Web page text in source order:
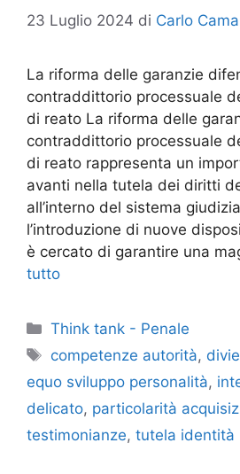
23 Luglio 2024 di Carlo
La riforma delle garanzie
contraddittorio processuale
di reato La riforma delle
contraddittorio processuale
di reato rappresenta un
avanti nella tutela dei diritti
all’interno del sistema
l’introduzione di nuove
è cercato di garantire una
tutto
Categorie
Think tank - Penale
Tag
competenze autorità,
equo sviluppo personalità,
delicato, particolarità
testimonianze, tutela identità